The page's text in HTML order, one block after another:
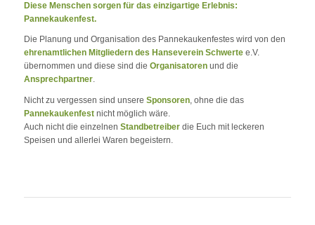
Diese Menschen sorgen für das einzigartige Erlebnis:
Pannekaukenfest.
Die Planung und Organisation des Pannekaukenfestes wird von den
ehrenamtlichen Mitgliedern des Hanseverein Schwertee.V.
übernommen und diese sind die Organisatorenund die
Ansprechpartner.
Nicht zu vergessen sind unsere Sponsoren, ohne die das
Pannekaukenfestnicht möglich wäre.
Auch nicht die einzelnen Standbetreiberdie Euch mit leckeren
Speisen und allerlei Waren begeistern.